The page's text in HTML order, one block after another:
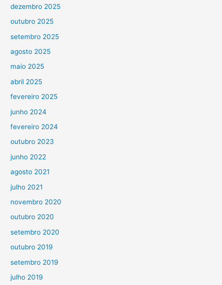
dezembro 2025
outubro 2025
setembro 2025
agosto 2025
maio 2025
abril 2025
fevereiro 2025
junho 2024
fevereiro 2024
outubro 2023
junho 2022
agosto 2021
julho 2021
novembro 2020
outubro 2020
setembro 2020
outubro 2019
setembro 2019
julho 2019